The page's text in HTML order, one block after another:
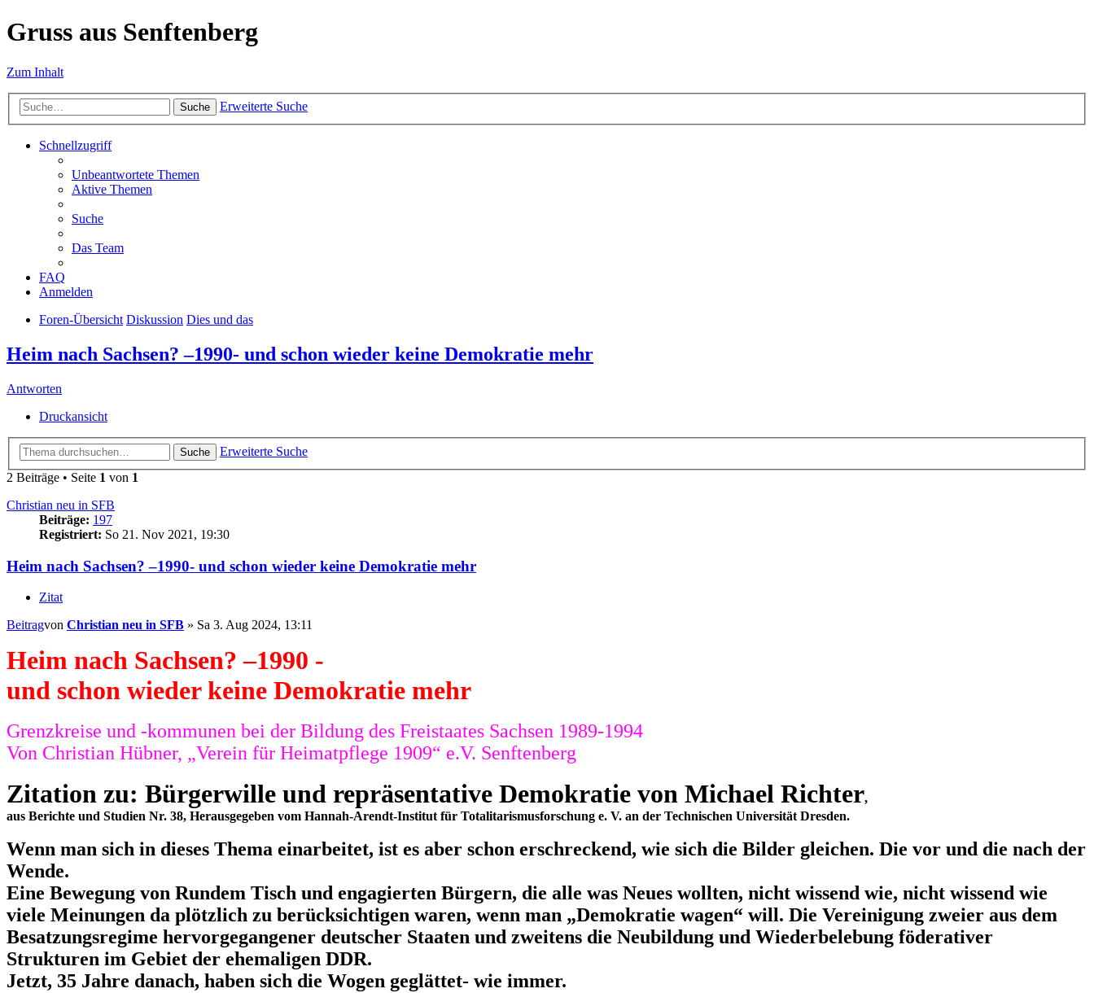
Gruss aus Senftenberg
Zum Inhalt
Suche Erweiterte Suche
Schnellzugriff
Unbeantwortete Themen
Aktive Themen
Suche
Das Team
FAQ
Anmelden
Foren-Übersicht Diskussion Dies und das
Heim nach Sachsen? –1990- und schon wieder keine Demokratie mehr
Antworten
Druckansicht
Suche
Erweiterte Suche
2 Beiträge • Seite 1 von 1
Christian neu in SFB
Beiträge: 197
Registriert: So 21. Nov 2021, 19:30
Heim nach Sachsen? –1990- und schon wieder keine Demokratie mehr
Zitat
Beitragvon Christian neu in SFB » Sa 3. Aug 2024, 13:11
Heim nach Sachsen? –1990 -
und schon wieder keine Demokratie mehr
Grenzkreise und -kommunen bei der Bildung des Freistaates Sachsen 1989-1994
Von Christian Hübner, „Verein für Heimatpflege 1909“ e.V. Senftenberg
Zitation zu: Bürgerwille und repräsentative Demokratie von Michael Richter,
aus Berichte und Studien Nr. 38, Herausgegeben vom Hannah-Arendt-Institut für Totalitarismusforschung e. V. an der Technischen Universität Dresden.
Wenn man sich in dieses Thema einarbeitet, ist es aber schon erschreckend, wie sich die Bilder gleichen. Die vor und die nach der
Wende.
Eine Bewegung von Rundem Tisch und engagierten Bürgern, die alle was Neues wollten, nicht wissend wie, nicht wissend wie
viele Meinungen da plötzlich zu berücksichtigen waren, wenn man „Demokratie wagen“ will. Die Vereinigung zweier aus dem
Besatzungsregime hervorgegangener deutscher Staaten und zweitens die Neubildung und Wiederbelebung föderativer
Strukturen im Gebiet der ehemaligen DDR.
Jetzt, 35 Jahre danach, haben sich die Wogen geglättet- wie immer.